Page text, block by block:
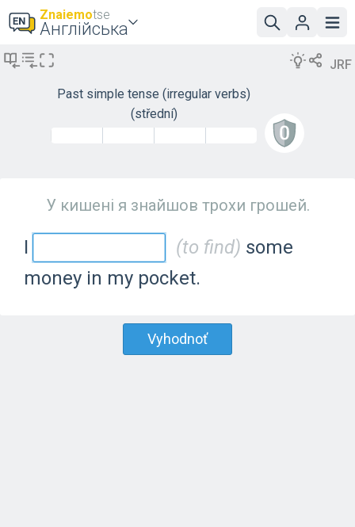
Znaiemotse
Англійська
JRF
Past simple tense (irregular verbs)
(střední)
У кишені я знайшов трохи грошей.
I (to find) some
money in my pocket.
Vyhodnoť